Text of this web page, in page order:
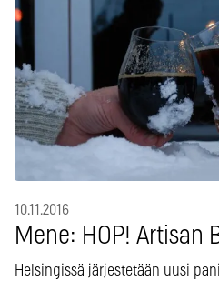
10.11.2016
Mene: HOP! Artisan
Helsingissä järjestetään uusi